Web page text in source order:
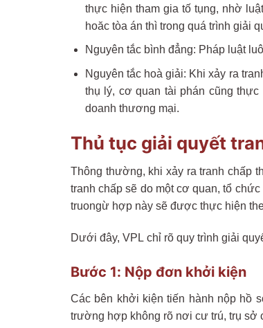
thực hiện tham gia tố tụng, nhờ
hoăc tòa án thì trong quá trình giải
Nguyên tắc bình đẳng: Pháp luật
Nguyên tắc hoà giải: Khi xảy ra
thụ lý, cơ quan tài phán cũng
doanh thương mại.
Thủ tục giải quyết
Thông thường, khi xảy ra tranh chấp
tranh chấp sẽ do một cơ quan, tổ
truongừ hợp này sẽ được thực hiện
Dưới đây, VPL chỉ rõ quy trình giải
Bước 1: Nộp đơn khởi kiện
Các bên khởi kiện tiến hành nộp hồ
trường hợp không rõ nơi cư trú, trụ sở